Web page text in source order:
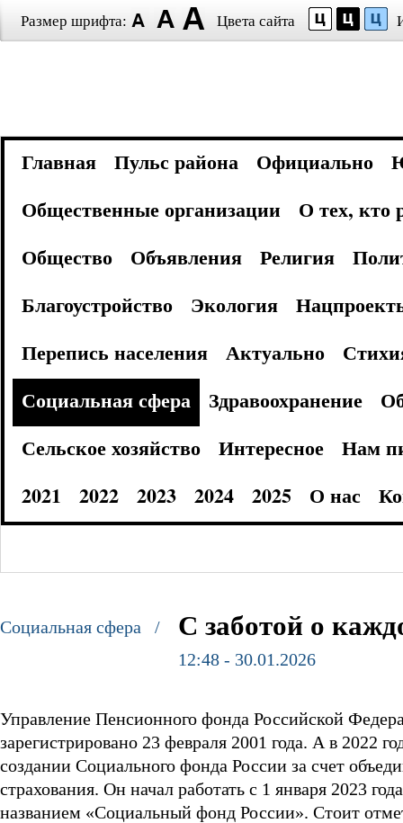
Размер шрифта: Цвета сайта
Главная Пульс района Официально
Общественные организации
О тех, кто
Общество
Объявления Религия
Благоустройство
Экология
Перепись населения
Актуально
Социальная сфера
Здравоохранение
Сельское хозяйство
Интересное
Нам
2021
2022 2023 2024 2025 О нас
Социальная сфера / С заботой о
12:48 - 30.01.2026
Управление Пенсионного фонда Российской
зарегистрировано 23 февраля 2001 года. А в 2022
создании Социального фонда России за счет
страхования. Он начал работать с 1 января 2023
названием «Социальный фонд России». Стоит